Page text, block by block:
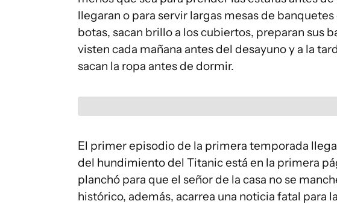
llegaran o para servir largas mesas de
botas, sacan brillo a los cubiertos, preparan sus
visten cada mañana antes del desayuno y a la
sacan la ropa antes de dormir.
El primer episodio de la primera temporada
del hundimiento del Titanic está en la primera
planchó para que el señor de la casa no se
histórico, además, acarrea una noticia fatal para